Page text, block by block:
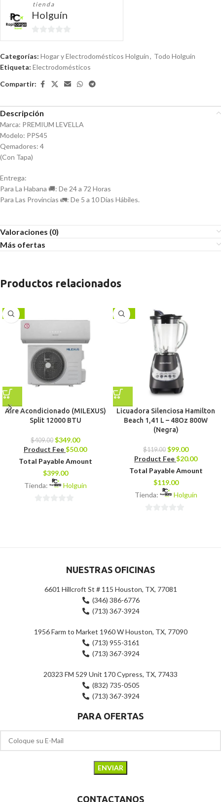
tienda
Holguín
0
Categorías: Hogar y Electrodomésticos Holguín, Todo Holguín
Etiqueta: Electrodomésticos
Compartir:
Descripción
Marca: PREMIUM LEVELLA
Modelo: PPS45
Qemadores: 4
(Con Tapa)
Entrega:
Para La Habana 🚚: De 24 a 72 Horas
Para Las Provincias 🚛: De 5 a 10 Días Hábiles.
Valoraciones (0)
Más ofertas
Productos relacionados
-15%
Aire Acondicionado (MILEXUS)
Split 12000 BTU
$409.00 $349.00
Product Fee$50.00
Total Payable Amount
$399.00
Tienda:
Holguín
-17%
Licuadora Silenciosa Hamilton
Beach 1,41 L – 48Oz 800W
(Negra)
$119.00 $99.00
Product Fee$20.00
Total Payable Amount
$119.00
Tienda:
Holguín
NUESTRAS OFICINAS
6601 Hillcroft St # 115 Houston, TX, 77081
(346) 386-6776
(713) 367-3924
1956 Farm to Market 1960 W Houston, TX, 77090
(713) 955-3161
(713) 367-3924
20323 FM 529 Unit 170 Cypress, TX, 77433
(832) 735-0505
(713) 367-3924
PARA OFERTAS
CONTACTANOS